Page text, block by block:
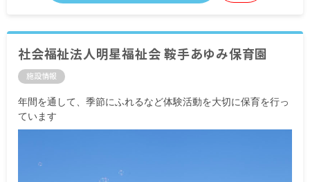
社会福祉法人明星福祉会 鞍手あゆみ保育園
施設情報
年間を通して、季節にふれるなど体験活動を大切に保育を行っ
ています